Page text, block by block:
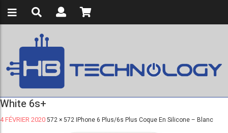
White 6s+
4 FÉVRIER 2020572 × 572IPhone 6 Plus/6s Plus Coque En Silicone – Blanc